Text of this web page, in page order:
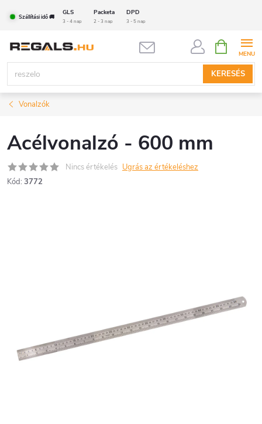
tartalomhoz
Szállítási idő 🚚
GLS Packeta DPD
3 - 4 nap 2 - 3 nap 3 - 5 nap
KERESÉS
KOSÁR
Vonalzók
Acélvonalzó - 600 mm
Nincs értékelés Ugrás az értékeléshez
Kód: 3772